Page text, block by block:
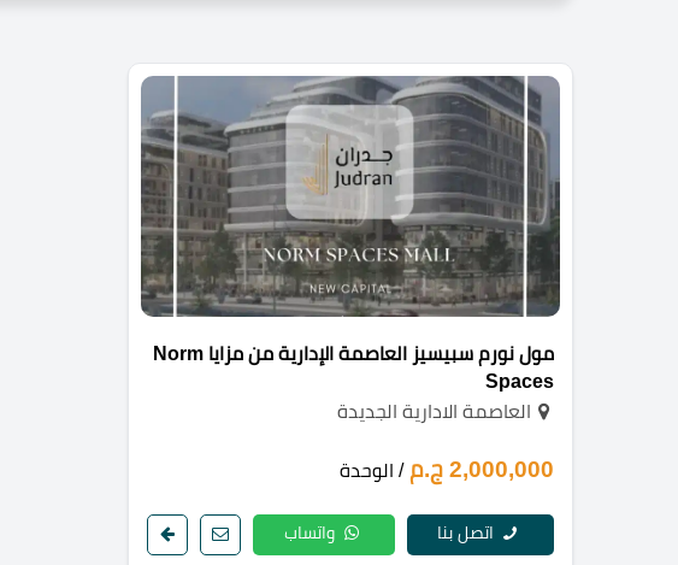
مول نورم سبيسيز العاصمة الإدارية من مزايا Norm
Spaces
العاصمة الادارية الجديدة
2,000,000 ج.م / الوحدة
اتصل بنا واتساب